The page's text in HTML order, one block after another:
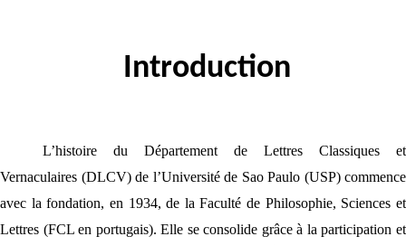
Introduction
L’histoire du Département de Lettres Classiques et
Vernaculaires (DLCV) de l’Université de Sao Paulo (USP) commence
avec la fondation, en 1934, de la Faculté de Philosophie, Sciences et
Lettres (FCL en portugais). Elle se consolide grâce à la participation et